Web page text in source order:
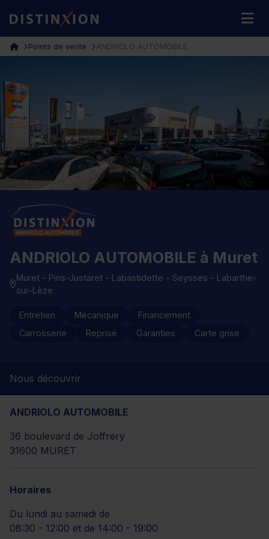
Distinxion
Points de vente ANDRIOLO AUTOMOBILE
ANDRIOLO AUTOMOBILE à Muret
Muret - Pins-Justaret - Labastidette - Seysses - Labarthe-
sur-Lèze
Entretien Mécanique
Financement
Carrosserie
Reprise Garanties Carte grise
Nous découvrir
ANDRIOLO AUTOMOBILE
36 boulevard de Joffrery
31600 MURET
Horaires
Du lundi au samedi de
08:30 - 12:00 et de 14:00 - 19:00